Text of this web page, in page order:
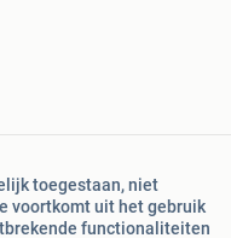
toegestaan, niet
voortkomt uit het gebruik
functionaliteiten